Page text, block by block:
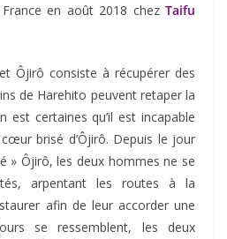
en août 2018 chez Taifu
Ôjirô consiste à récupérer des
de Harehito peuvent retaper la
est certaines qu’il est incapable
brisé d’Ôjirô. Depuis le jour
» Ôjirô, les deux hommes ne se
arpentant les routes à la
afin de leur accorder une
se ressemblent, les deux